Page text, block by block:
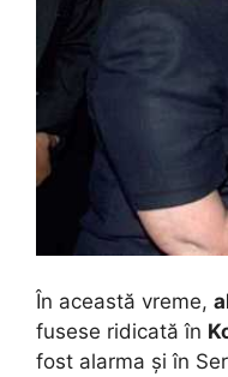
În această vreme,
fusese ridicată în
fost alarma și în